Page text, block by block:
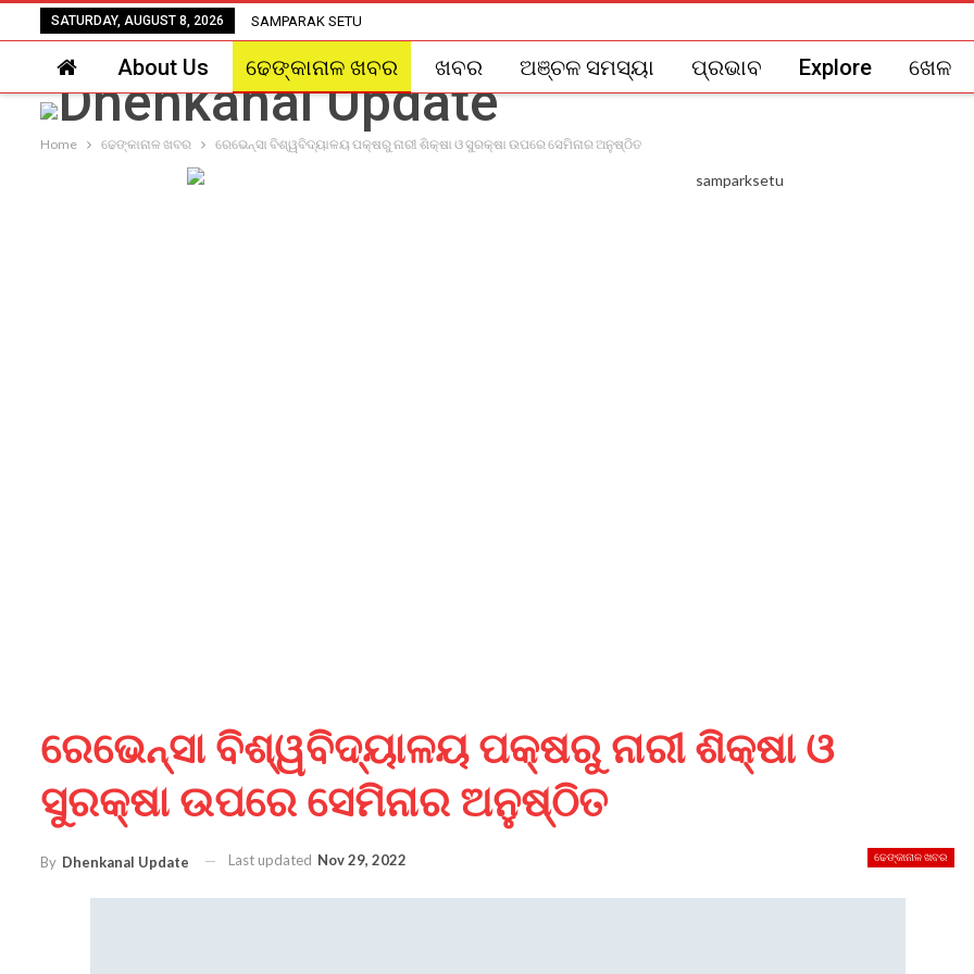
SATURDAY, AUGUST 8, 2026 SAMPARAK SETU
About Us ଢେଙ୍କାନାଳ ଖବର ଖବର ଅଞ୍ଚଳ ସମସ୍ୟା ପ୍ରଭାବ Explore ଖେଳ
Home ଢେଙ୍କାନାଳ ଖବର ରେଭେନ୍ସା ବିଶ୍ୱବିଦ୍ୟାଳୟ ପକ୍ଷରୁ ନାରୀ ଶିକ୍ଷା ଓ ସୁରକ୍ଷା ଉପରେ ସେମିନାର ଅନୁଷ୍ଠିତ
ରେଭେନ୍ସା ବିଶ୍ୱବିଦ୍ୟାଳୟ ପକ୍ଷରୁ ନାରୀ ଶିକ୍ଷା ଓ
ସୁରକ୍ଷା ଉପରେ ସେମିନାର ଅନୁଷ୍ଠିତ
ଢେଙ୍କାନାଳ ଖବର
By Dhenkanal Update Last updated Nov 29, 2022